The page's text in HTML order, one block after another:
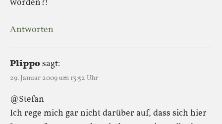
worden?!
Antworten
Plipposagt:
29. Januar 2009 um 13:52 Uhr
@Stefan
Ich rege mich gar nicht darüber auf, dass sich hier